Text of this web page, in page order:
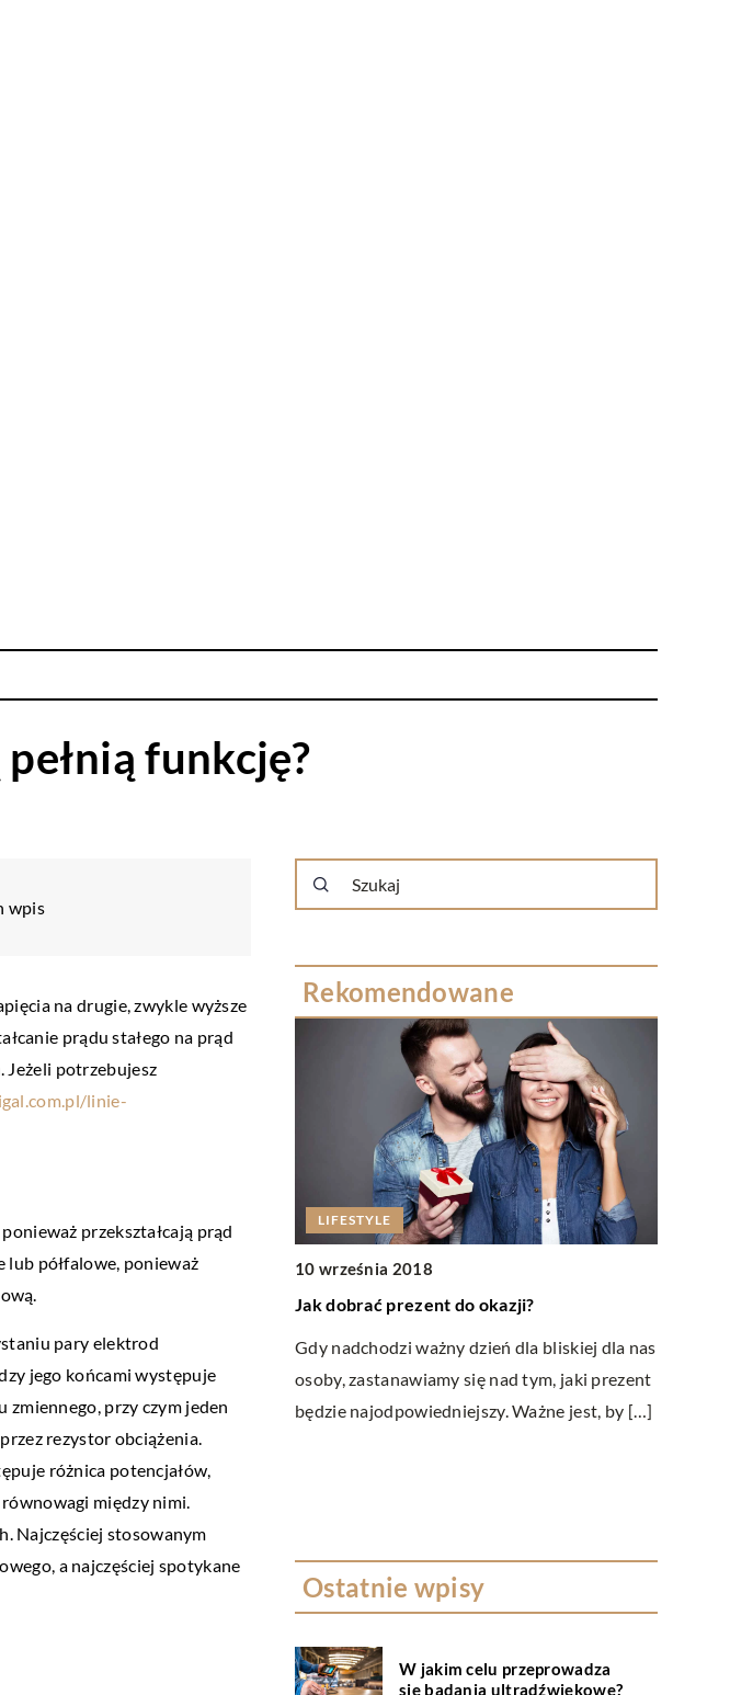
funkcję?
wpis
na drugie, zwykle wyższe
prądu stałego na prąd
Jeżeli potrzebujesz
linie-
przekształcają prąd
lub półfalowe, ponieważ
pary elektrod
jego końcami występuje
zmiennego, przy czym jeden
rezystor obciążenia.
różnica potencjałów,
między nimi.
Najczęściej stosowanym
a najczęściej spotykane
Rekomendowane
I TECHNIKA
LIFESTYLE
10 września 2018
Jak dobrać prezent do okazji?
Gdy nadchodzi ważny dzień dla bliskiej dla nas
osoby, zastanawiamy się nad tym, jaki prezent
będzie najodpowiedniejszy. Ważne jest, by […]
Ostatnie wpisy
W jakim celu przeprowadza
się badania ultradźwiękowe?